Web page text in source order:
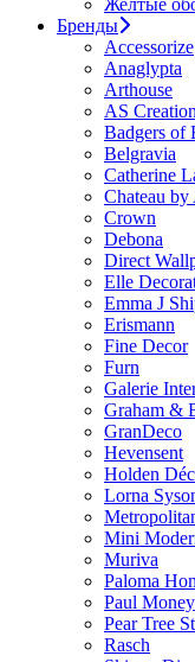
Желтые
Бренды
Accessorize
Anaglypta
Arthouse
AS Creation
Badgers of
Belgravia
Catherine
Chateau
Crown
Debona
Direct
Elle
Emma J
Erismann
Fine Decor
Furn
Galerie
Graham &
GranDeco
Hevensent
Holden
Lorna
Mini
Muriva
Paloma
Paul
Pear Tree
Rasch